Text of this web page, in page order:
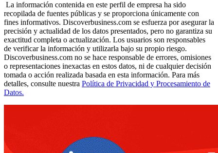
La información contenida en este perfil de empresa ha sido
recopilada de fuentes públicas y se proporciona únicamente con
fines informativos. Discoverbusiness.com se esfuerza por asegurar la
precisión y actualidad de los datos presentados, pero no garantiza su
exactitud completa o actualización. Los usuarios son responsables
de verificar la información y utilizarla bajo su propio riesgo.
Discoverbusiness.com no se hace responsable de errores, omisiones
o representaciones inexactas en estos datos, ni de cualquier decisión
tomada o acción realizada basada en esta información. Para más
detalles, consulte nuestra Política de Privacidad y Procesamiento de
Datos.